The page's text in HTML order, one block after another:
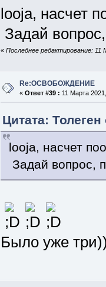
looja, насчет
Задай
« Последнее редактирование:
Re:ОСВОБОЖДЕНИЕ
« Ответ #39 : 11 Марта
Цитата:
looja, насчет
Задай вопрос,
Было уже